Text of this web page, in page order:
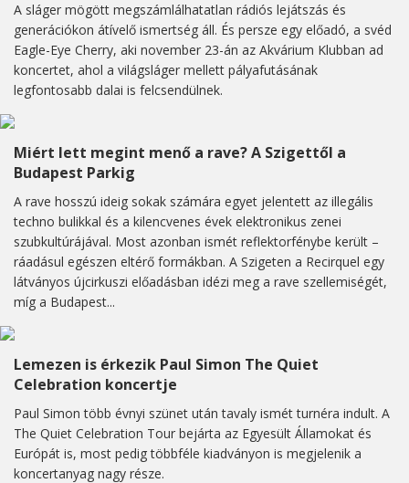
A sláger mögött megszámlálhatatlan rádiós lejátszás és
generációkon átívelő ismertség áll. És persze egy előadó, a svéd
Eagle-Eye Cherry, aki november 23-án az Akvárium Klubban ad
koncertet, ahol a világsláger mellett pályafutásának
legfontosabb dalai is felcsendülnek.
Miért lett megint menő a rave? A Szigettől a
Budapest Parkig
A rave hosszú ideig sokak számára egyet jelentett az illegális
techno bulikkal és a kilencvenes évek elektronikus zenei
szubkultúrájával. Most azonban ismét reflektorfénybe került –
ráadásul egészen eltérő formákban. A Szigeten a Recirquel egy
látványos újcirkuszi előadásban idézi meg a rave szellemiségét,
míg a Budapest...
Lemezen is érkezik Paul Simon The Quiet
Celebration koncertje
Paul Simon több évnyi szünet után tavaly ismét turnéra indult. A
The Quiet Celebration Tour bejárta az Egyesült Államokat és
Európát is, most pedig többféle kiadványon is megjelenik a
koncertanyag nagy része.